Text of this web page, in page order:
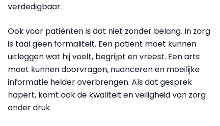
verdedigbaar.
Ook voor patiënten is dat niet zonder belang. In zorg
is taal geen formaliteit. Een patiënt moet kunnen
uitleggen wat hij voelt, begrijpt en vreest. Een arts
moet kunnen doorvragen, nuanceren en moeilijke
informatie helder overbrengen. Als dat gesprek
hapert, komt ook de kwaliteit en veiligheid van zorg
onder druk.